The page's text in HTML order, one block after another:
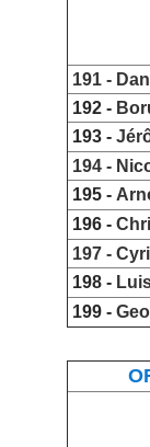
191 -
192 -
193 -
194 -
195 -
196 -
197 -
198 -
199 -